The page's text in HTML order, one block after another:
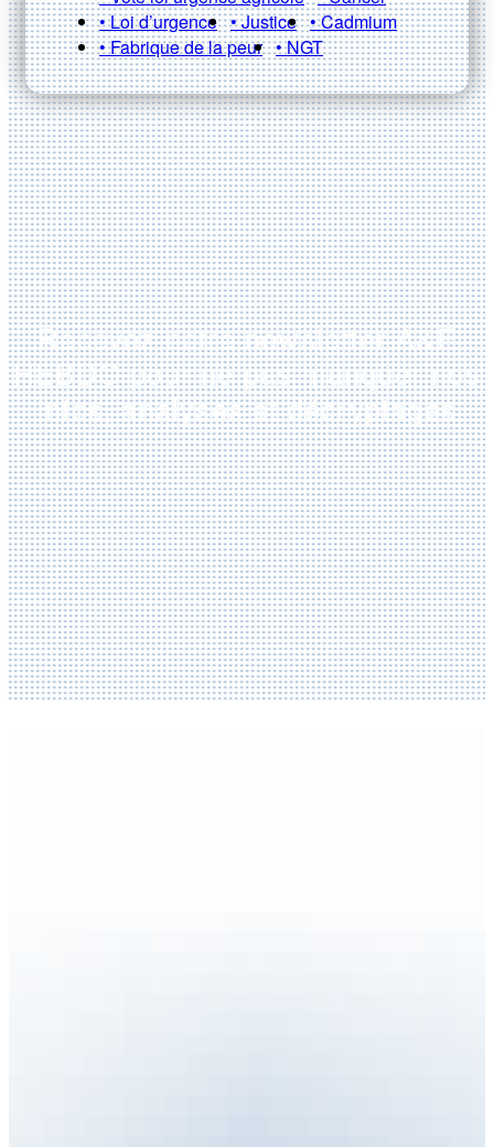
• Loi d’urgence • Justice • Cadmium
• Fabrique de la peur • NGT
Recevez notre newsletter A&E
HEBDO pour ne pas manquer nos
infos, analyses et décryptages